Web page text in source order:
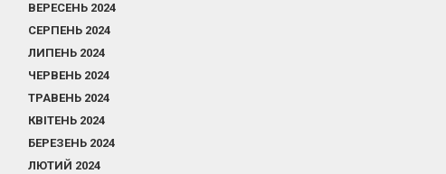
ВЕРЕСЕНЬ 2024
СЕРПЕНЬ 2024
ЛИПЕНЬ 2024
ЧЕРВЕНЬ 2024
ТРАВЕНЬ 2024
КВІТЕНЬ 2024
БЕРЕЗЕНЬ 2024
ЛЮТИЙ 2024